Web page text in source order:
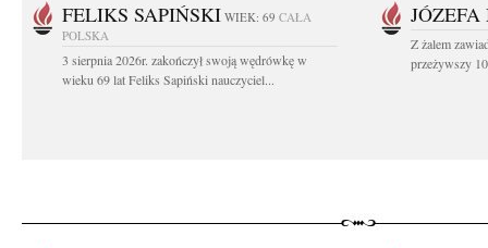
FELIKS SAPIŃSKI WIEK: 69 CAŁA
POLSKA
3 sierpnia 2026r. zakończył swoją wędrówkę w
wieku 69 lat Feliks Sapiński nauczyciel...
Z żalem
przeżywszy